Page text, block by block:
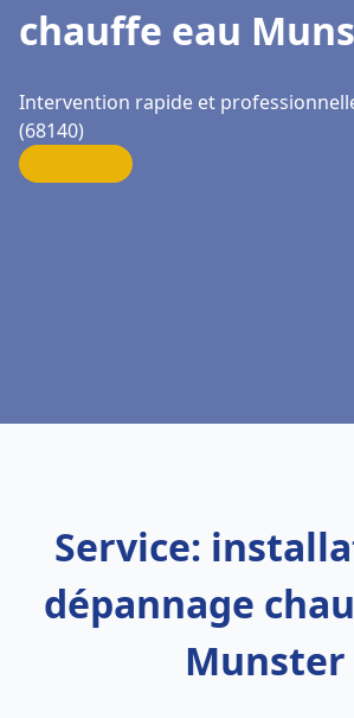
chauffe eau
Intervention rapide et
(68140)
Service:
dépannage
Munster